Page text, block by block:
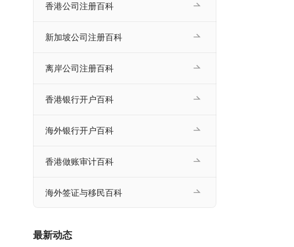
香港公司注册百科
新加坡公司注册百科
离岸公司注册百科
香港银行开户百科
海外银行开户百科
香港做账审计百科
海外签证与移民百科
最新动态